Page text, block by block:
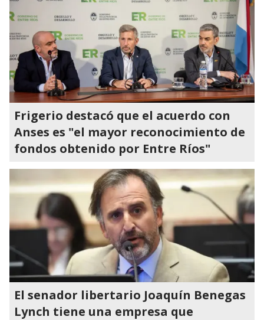
Frigerio destacó que el acuerdo con
Anses es "el mayor reconocimiento de
fondos obtenido por Entre Ríos"
El senador libertario Joaquín Benegas
Lynch tiene una empresa que